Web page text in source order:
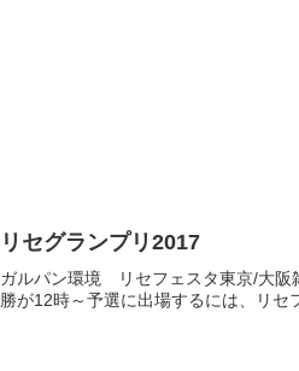
リセグランプリ2017
ガルパン環境 リセフェスタ東京/大阪
勝が12時～予選に出場するには、リセ